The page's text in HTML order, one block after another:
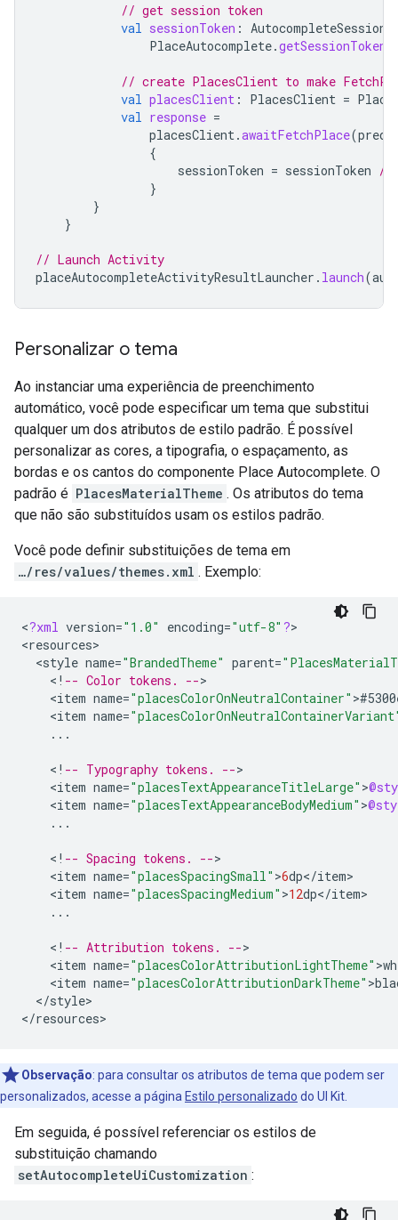
// get session token
val sessionToken :
PlaceAutocomplete.
// create PlacesClient to make
val placesClient : PlacesClient =
val response =
placesClient .awaitFetchPlace(
{
sessionToken = sessionToken //
}
}
}
// Launch Activity
placeAutocompleteActivityResultLauncher . launch(
Personalizar o tema
Ao instanciar uma experiência de preenchimento
automático, você pode especificar um tema que substitui
qualquer um dos atributos de estilo padrão. É possível
personalizar as cores, a tipografia, o espaçamento, as
bordas e os cantos do componente Place Autocomplete. O
padrão é PlacesMaterialTheme . Os atributos do tema
que não são substituídos usam os estilos padrão.
Você pode definir substituições de tema em
…/res/values/themes.xml . Exemplo:
<?xml version="1.0" encoding="utf-8" ?>
<resources
<style name="BrandedTheme" parent=
< ! -- Color tokens. --
<item name="placesColorOnNeutralContainer" >
<item name=
...
< ! -- Typography tokens. --
<item name="placesTextAppearanceTitleLarge" >
<item name="placesTextAppearanceBodyMedium" >
...
< ! -- Spacing tokens. --
<item name="placesSpacingSmall" >6dp</item
<item name="placesSpacingMedium" >12dp</item
...
< ! -- Attribution tokens. --
<item name="placesColorAttributionLightTheme" >
<item name="placesColorAttributionDarkTheme" >
</style>
</resources>
Observação: para consultar os atributos de tema que podem ser
personalizados, acesse a página Estilo personalizado do UI Kit.
Em seguida, é possível referenciar os estilos de
substituição chamando
setAutocompleteUiCustomization :